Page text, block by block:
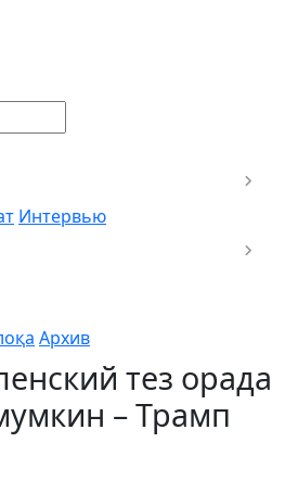
Интервью
Архив
тез орада
– Трамп